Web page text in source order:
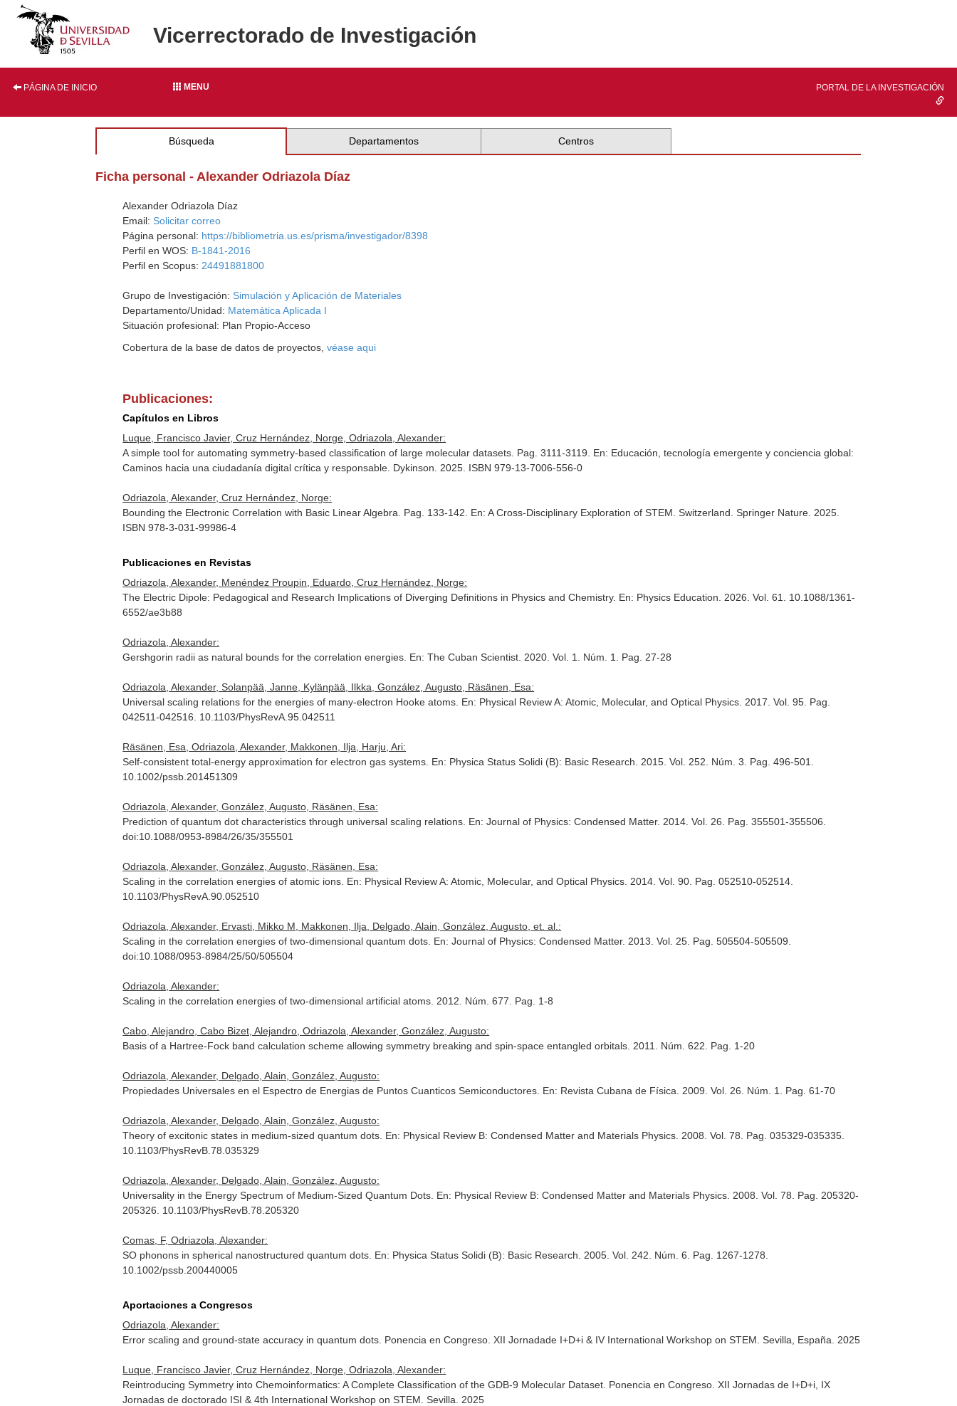
Vicerrectorado de Investigación
PÁGINA DE INICIO MENU PORTAL DE LA INVESTIGACIÓN
Búsqueda Departamentos Centros
Ficha personal - Alexander Odriazola Díaz
Alexander Odriazola Díaz
Email: Solicitar correo
Página personal: https://bibliometria.us.es/prisma/investigador/8398
Perfil en WOS: B-1841-2016
Perfil en Scopus: 24491881800
Grupo de Investigación: Simulación y Aplicación de Materiales
Departamento/Unidad: Matemática Aplicada I
Situación profesional: Plan Propio-Acceso
Cobertura de la base de datos de proyectos,véase aqui
Publicaciones:
Capítulos en Libros
Luque, Francisco Javier, Cruz Hernández, Norge, Odriazola, Alexander:
A simple tool for automating symmetry-based classification of large molecular datasets. Pag. 3111-3119. En: Educación, tecnología emergente y conciencia global:
Caminos hacia una ciudadanía digital crítica y responsable . Dykinson. 2025. ISBN 979-13-7006-556-0
Odriazola, Alexander, Cruz Hernández, Norge:
Bounding the Electronic Correlation with Basic Linear Algebra. Pag. 133-142. En: A Cross-Disciplinary Exploration of STEM . Switzerland. Springer Nature. 2025.
ISBN 978-3-031-99986-4
Publicaciones en Revistas
Odriazola, Alexander, Menéndez Proupin, Eduardo, Cruz Hernández, Norge:
The Electric Dipole: Pedagogical and Research Implications of Diverging Definitions in Physics and Chemistry. En: Physics Education . 2026. Vol. 61. 10.1088/1361-
6552/ae3b88
Odriazola, Alexander:
Gershgorin radii as natural bounds for the correlation energies. En: The Cuban Scientist . 2020. Vol. 1. Núm. 1. Pag. 27-28
Odriazola, Alexander, Solanpää, Janne, Kylänpää, Ilkka, González, Augusto, Räsänen, Esa:
Universal scaling relations for the energies of many-electron Hooke atoms. En: Physical Review A: Atomic, Molecular, and Optical Physics . 2017. Vol. 95. Pag.
042511-042516. 10.1103/PhysRevA.95.042511
Räsänen, Esa, Odriazola, Alexander, Makkonen, Ilja, Harju, Ari:
Self-consistent total-energy approximation for electron gas systems. En: Physica Status Solidi (B): Basic Research . 2015. Vol. 252. Núm. 3. Pag. 496-501.
10.1002/pssb.201451309
Odriazola, Alexander, González, Augusto, Räsänen, Esa:
Prediction of quantum dot characteristics through universal scaling relations. En: Journal of Physics: Condensed Matter. 2014. Vol. 26. Pag. 355501-355506.
doi:10.1088/0953-8984/26/35/355501
Odriazola, Alexander, González, Augusto, Räsänen, Esa:
Scaling in the correlation energies of atomic ions. En: Physical Review A: Atomic, Molecular, and Optical Physics . 2014. Vol. 90. Pag. 052510-052514.
10.1103/PhysRevA.90.052510
Odriazola, Alexander, Ervasti, Mikko M, Makkonen, Ilja, Delgado, Alain, González, Augusto, et. al.:
Scaling in the correlation energies of two-dimensional quantum dots. En: Journal of Physics: Condensed Matter. 2013. Vol. 25. Pag. 505504-505509.
doi:10.1088/0953-8984/25/50/505504
Odriazola, Alexander:
Scaling in the correlation energies of two-dimensional artificial atoms. 2012. Núm. 677. Pag. 1-8
Cabo, Alejandro, Cabo Bizet, Alejandro, Odriazola, Alexander, González, Augusto:
Basis of a Hartree-Fock band calculation scheme allowing symmetry breaking and spin-space entangled orbitals. 2011. Núm. 622. Pag. 1-20
Odriazola, Alexander, Delgado, Alain, González, Augusto:
Propiedades Universales en el Espectro de Energias de Puntos Cuanticos Semiconductores. En: Revista Cubana de Física . 2009. Vol. 26. Núm. 1. Pag. 61-70
Odriazola, Alexander, Delgado, Alain, González, Augusto:
Theory of excitonic states in medium-sized quantum dots. En: Physical Review B: Condensed Matter and Materials Physics . 2008. Vol. 78. Pag. 035329-035335.
10.1103/PhysRevB.78.035329
Odriazola, Alexander, Delgado, Alain, González, Augusto:
Universality in the Energy Spectrum of Medium-Sized Quantum Dots. En: Physical Review B: Condensed Matter and Materials Physics . 2008. Vol. 78. Pag. 205320-
205326. 10.1103/PhysRevB.78.205320
Comas, F, Odriazola, Alexander:
SO phonons in spherical nanostructured quantum dots. En: Physica Status Solidi (B): Basic Research . 2005. Vol. 242. Núm. 6. Pag. 1267-1278.
10.1002/pssb.200440005
Aportaciones a Congresos
Odriazola, Alexander:
Error scaling and ground-state accuracy in quantum dots. Ponencia en Congreso. XII Jornadade I+D+i & IV International Workshop on STEM. Sevilla, España. 2025
Luque, Francisco Javier, Cruz Hernández, Norge, Odriazola, Alexander:
Reintroducing Symmetry into Chemoinformatics: A Complete Classification of the GDB-9 Molecular Dataset. Ponencia en Congreso. XII Jornadas de I+D+i, IX
Jornadas de doctorado ISI & 4th International Workshop on STEM. Sevilla. 2025